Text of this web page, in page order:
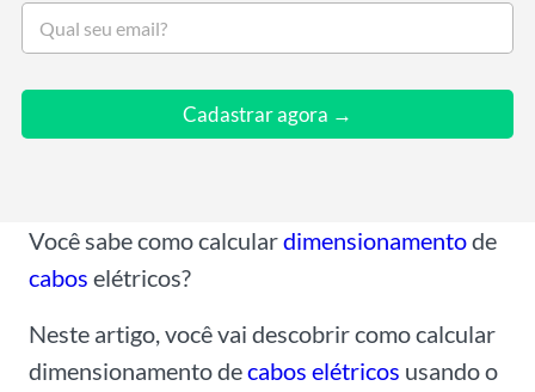
S
u
Cadastrar agora →
Você sabe como calculardimensionamentode
cabos elétricos?
Neste artigo, você vai descobrir como calcular
dimensionamento decabos elétricos usando o